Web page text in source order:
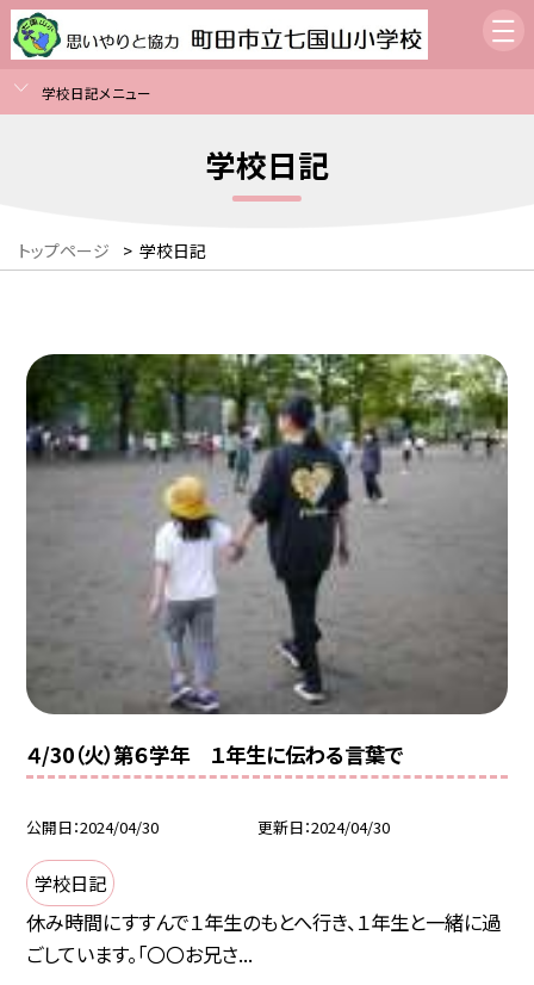
学校日記メニュー
学校日記
トップページ > 学校日記
４/30（火）第６学年 １年生に伝わる言葉で
公開日 2024/04/30 更新日 2024/04/30
学校日記
休み時間にすすんで１年生のもとへ行き、１年生と一緒に過
ごしています。「〇〇お兄さ...